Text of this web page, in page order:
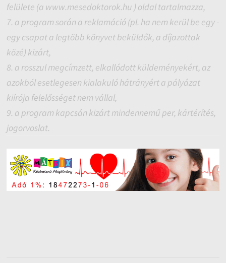
felülete (a www.mesedoktorok.hu ) oldal tartalmazza,
7. a program során a reklamáció (pl. ha nem kerül be egy -
egy csapat a legtöbb könyvet beküldők, a díjazottak
közé) kizárt,
8. a rosszul megcímzett, elkallódott küldeményekért, az
azokból esetlegesen kialakuló hátrányért a pályázat
kiírója felelősséget nem vállal,
9. a program kapcsán kizárt mindennemű per, kártérítés,
jogorvoslat.